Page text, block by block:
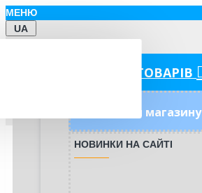
МЕНЮ
UA
КАТЕГОРІЇ ТОВАРІВ
Новинки магазину
НОВИНКИ НА САЙТІ